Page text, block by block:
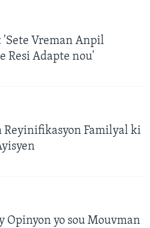
'Sete Vreman Anpil
Resi Adapte nou'
Reyinifikasyon Familyal ki
Opinyon yo sou Mouvman